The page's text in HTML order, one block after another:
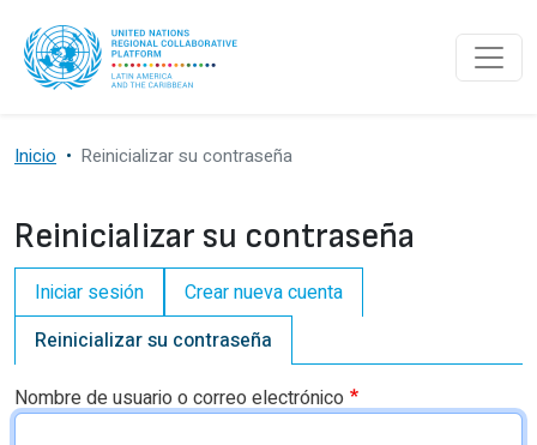
Inicio Reinicializar su contraseña
Reinicializar su contraseña
Primary tabs
Iniciar sesión
Crear nueva cuenta
Reinicializar su contraseña
Nombre de usuario o correo electrónico